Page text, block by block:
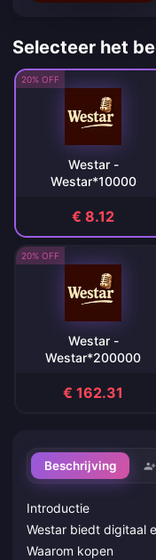
Selecteer het
20% OFF
Westar -
Westar*10000
€ 8.12
20% OFF
Westar -
Westar*200000
€ 162.31
Beschrijving
Introductie
Westar biedt digitaal
Waarom kopen